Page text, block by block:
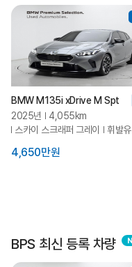
BMW M135i xDrive M Spt
2025년
4,055km
스카이 스크래퍼 그레이
휘발유
4,650만원
BPS 최신 등록 차량